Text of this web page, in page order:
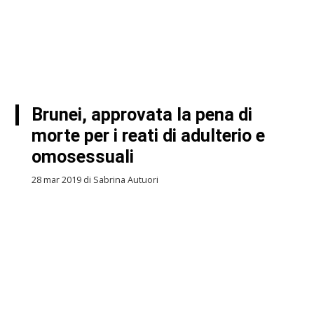
Brunei, approvata la pena di
morte per i reati di adulterio e
omosessuali
28 mar 2019 di Sabrina Autuori